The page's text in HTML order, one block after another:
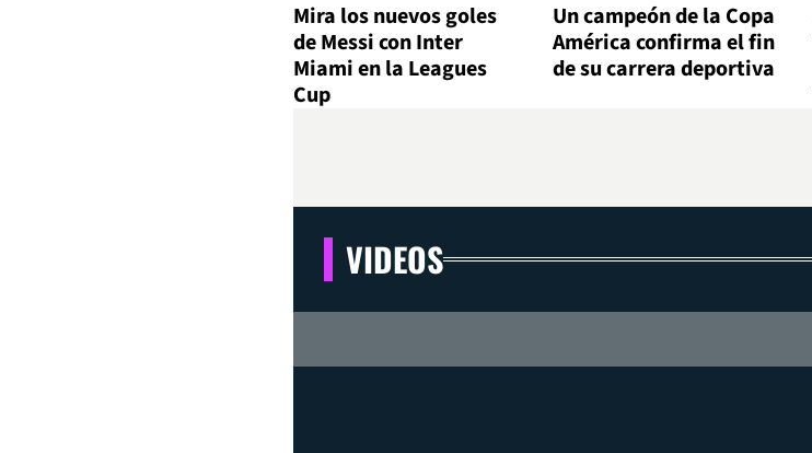
Mira los nuevos goles
de Messi con Inter
Miami en la Leagues
Cup
Un campeón de la Copa
América confirma el fin
de su carrera deportiva
VIDEOS